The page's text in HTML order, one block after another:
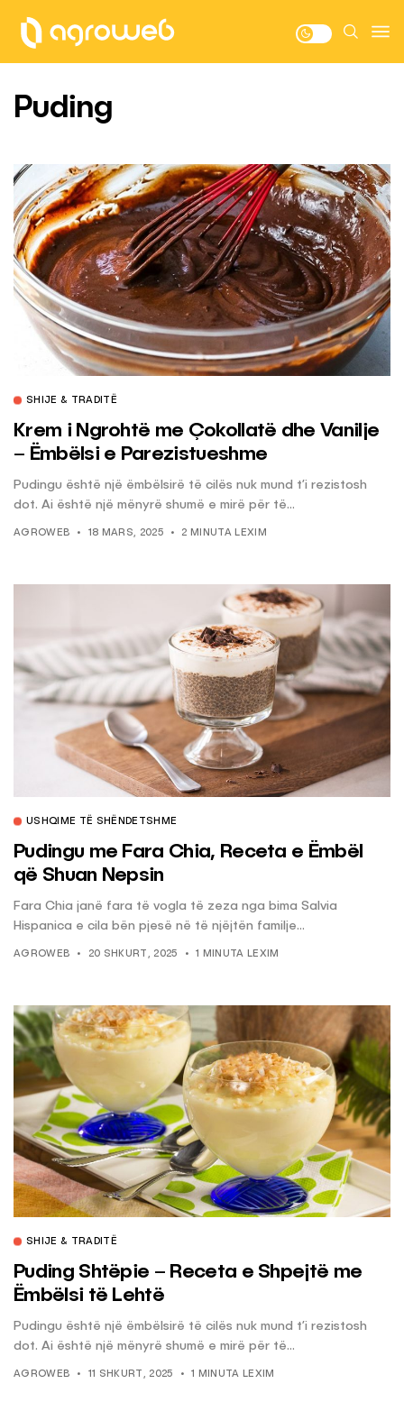
Puding
SHIJE & TRADITË
Krem i Ngrohtë me Çokollatë dhe Vanilje
– Ëmbëlsi e Parezistueshme
Pudingu është një ëmbëlsirë të cilës nuk mund t’i rezistosh
dot. Ai është një mënyrë shumë e mirë për të...
AGROWEB 18 MARS, 2025 2 MINUTA LEXIM
USHQIME TË SHËNDETSHME
Pudingu me Fara Chia, Receta e Ëmbël
që Shuan Nepsin
Fara Chia janë fara të vogla të zeza nga bima Salvia
Hispanica e cila bën pjesë në të njëjtën familje...
AGROWEB 20 SHKURT, 2025 1 MINUTA LEXIM
SHIJE & TRADITË
Puding Shtëpie – Receta e Shpejtë me
Ëmbëlsi të Lehtë
Pudingu është një ëmbëlsirë të cilës nuk mund t’i rezistosh
dot. Ai është një mënyrë shumë e mirë për të...
AGROWEB 11 SHKURT, 2025 1 MINUTA LEXIM